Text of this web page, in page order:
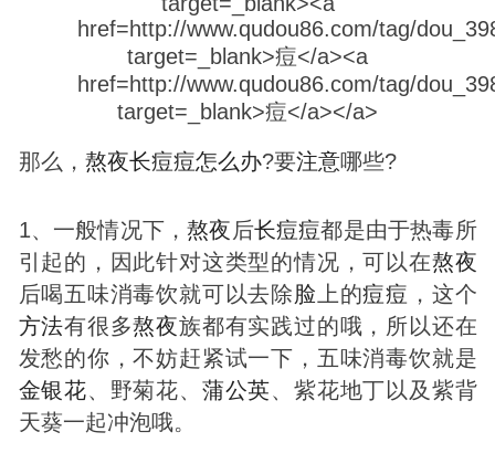
那么， 熬夜长痘痘怎么办?要注意哪些?
1、一般情况下，熬夜 后长痘痘都是由于热毒所
引起的，因此针对这类型的情况，可以在熬夜
后喝五味消毒饮就可以去除脸 上的痘痘 ，这个
方法有很多熬夜族都有实践过的哦，所以还在
发愁的你，不妨赶紧试一下，五味消毒饮就是
金银花、野菊花、 蒲公英、紫花地丁以及紫背
天葵一起冲泡哦。